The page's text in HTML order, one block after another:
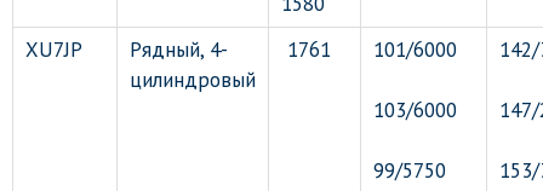
XU7JP
Рядный, 4-
цилиндровый
1761 101/6000
103/6000
99/5750